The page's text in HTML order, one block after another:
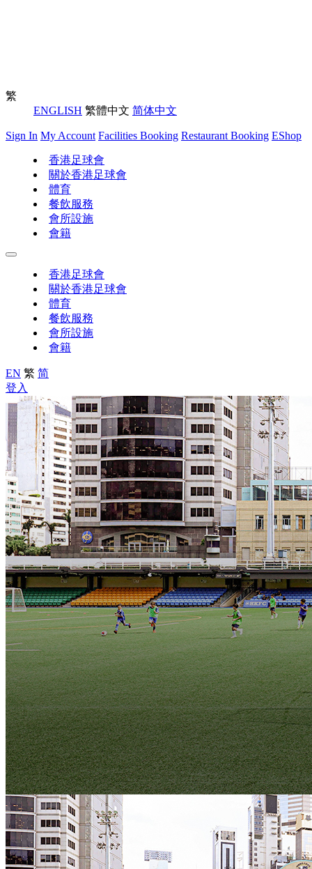
繁
ENGLISH 繁體中文 简体中文
Sign In My Account Facilities Booking Restaurant Booking EShop
香港足球會
關於香港足球會
體育
餐飲服務
會所設施
會籍
香港足球會
關於香港足球會
體育
餐飲服務
會所設施
會籍
EN 繁 简
登入